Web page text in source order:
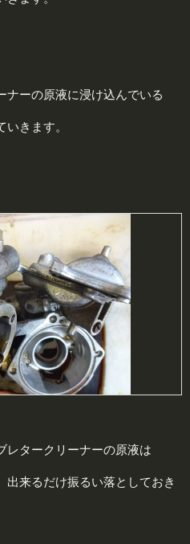
ナーの原液に浸け込んでいる
きます。
レタークリーナーの原液は
来るだけ振るい落としておき